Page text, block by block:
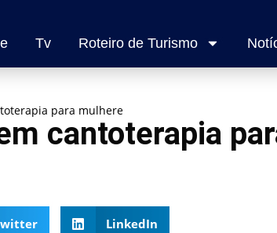
Tv Roteiro de Turismo
para mulhere
cantoterapia
LinkedIn